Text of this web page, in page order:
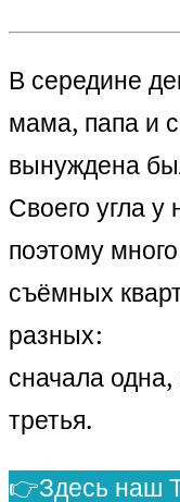
В середине
мама, папа и
вынуждена
Своего угла
поэтому
съёмных
разных:
сначала
третья.
👉Здесь наш